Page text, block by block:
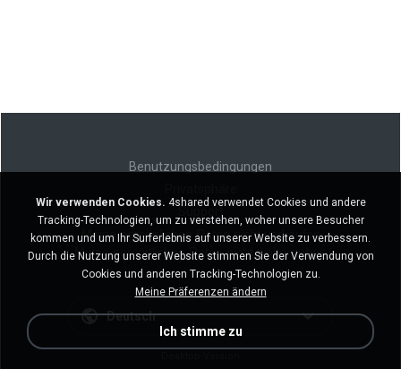
Benutzungsbedingungen
Meine persönlichen Daten nicht verkaufen
Meine persönlichen Daten nicht weitergeben
Deutsch
Wir verwenden Cookies. 4shared verwendet Cookies und andere
Tracking-Technologien, um zu verstehen, woher unsere Besucher
kommen und um Ihr Surferlebnis auf unserer Website zu verbessern.
Durch die Nutzung unserer Website stimmen Sie der Verwendung von
Cookies und anderen Tracking-Technologien zu.
Meine Präferenzen ändern
Ich stimme zu